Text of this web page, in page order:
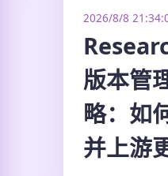
2026/8/8
版本管
略：如
并上游